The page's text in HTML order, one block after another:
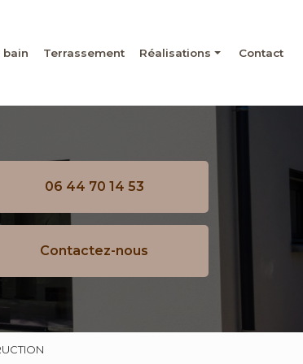
bain Terrassement Réalisations
Salle de bain
Terrassement
Contact
06 44 70 14 53
Contactez-nous